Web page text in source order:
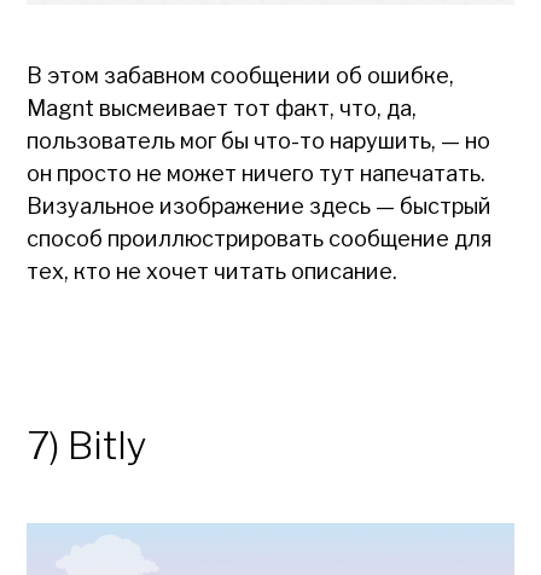
В этом забавном сообщении об ошибке,
Magnt высмеивает тот факт, что, да,
пользователь мог бы что-то нарушить, — но
он просто не может ничего тут напечатать.
Визуальное изображение здесь — быстрый
способ проиллюстрировать сообщение для
тех, кто не хочет читать описание.
7) Bitly